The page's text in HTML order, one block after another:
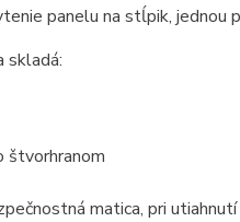
panelu na stĺpik, jednou
skladá:
štvorhranom
matica, pri